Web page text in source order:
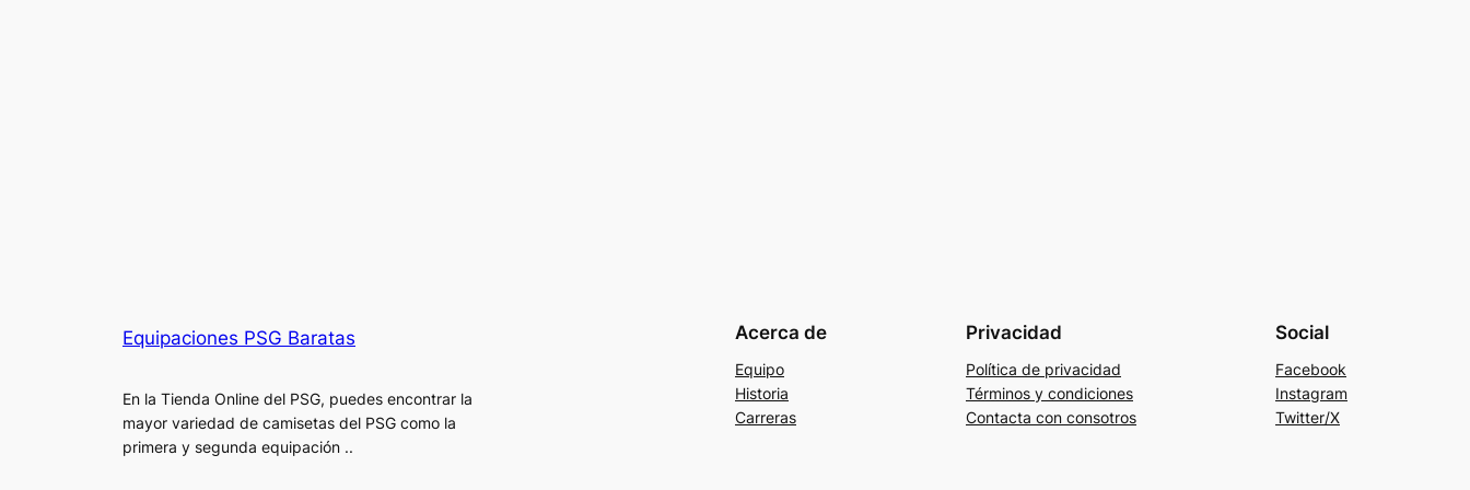
Equipaciones PSG Baratas
En la Tienda Online del PSG, puedes encontrar la
mayor variedad de camisetas del PSG como la
primera y segunda equipación ..
Acerca de
Equipo
Historia
Carreras
Privacidad
Política de privacidad
Términos y condiciones
Contacta con consotros
Social
Facebook
Instagram
Twitter/X